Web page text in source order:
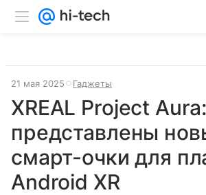
21 мая 2025 Гаджеты
XREAL Project Aura:
представлены
смарт-очки для
Android XR